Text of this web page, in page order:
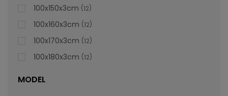
100x150x3cm 12
100x160x3cm 12
100x170x3cm 12
100x180x3cm 12
MODEL